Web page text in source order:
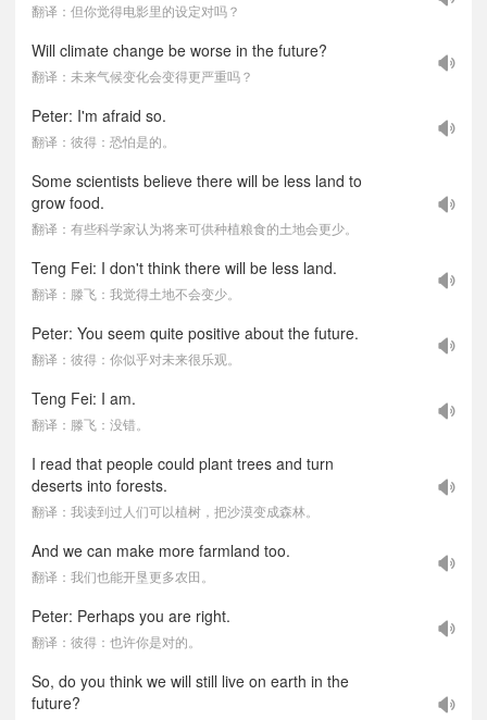
翻译：但你觉得电影里的设定对吗？
Will climate change be worse in the future?
翻译：未来气候变化会变得更严重吗？
Peter: I'm afraid so.
翻译：彼得：恐怕是的。
Some scientists believe there will be less land to
grow food.
翻译：有些科学家认为将来可供种植粮食的土地会更少。
Teng Fei: I don't think there will be less land.
翻译：滕飞：我觉得土地不会变少。
Peter: You seem quite positive about the future.
翻译：彼得：你似乎对未来很乐观。
Teng Fei: I am.
翻译：滕飞：没错。
I read that people could plant trees and turn
deserts into forests.
翻译：我读到过人们可以植树，把沙漠变成森林。
And we can make more farmland too.
翻译：我们也能开垦更多农田。
Peter: Perhaps you are right.
翻译：彼得：也许你是对的。
So, do you think we will still live on earth in the
future?